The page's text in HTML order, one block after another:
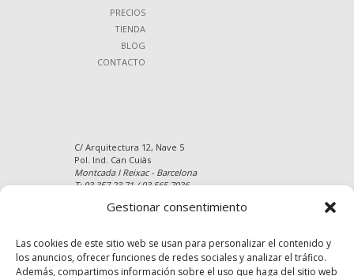
Gestionar consentimiento
Las cookies de este sitio web se usan para personalizar el contenido y
los anuncios, ofrecer funciones de redes sociales y analizar el tráfico.
Además, compartimos información sobre el uso que haga del sitio web
PRECIOS
TIENDA
BLOG
CONTACTO
C/ Arquitectura 12, Nave 5
Pol. Ind. Can Cuiàs
Montcada I Reixac - Barcelona
T: 93 357 23 71 / 93 565 7936
Website: https://www.parquetstejada.com
Mapa del Sitio